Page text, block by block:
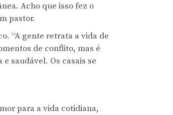
Acho que isso fez o
pastor.
“A gente retrata a vida de
de conflito, mas é
saudável. Os casais se
para a vida cotidiana,